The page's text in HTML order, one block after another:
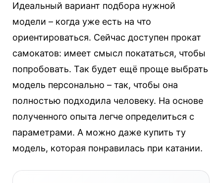
Идеальный вариант подбора нужной
модели – когда уже есть на что
ориентироваться. Сейчас доступен прокат
самокатов: имеет смысл покататься, чтобы
попробовать. Так будет ещё проще выбрать
модель персонально – так, чтобы она
полностью подходила человеку. На основе
полученного опыта легче определиться с
параметрами. А можно даже купить ту
модель, которая понравилась при катании.